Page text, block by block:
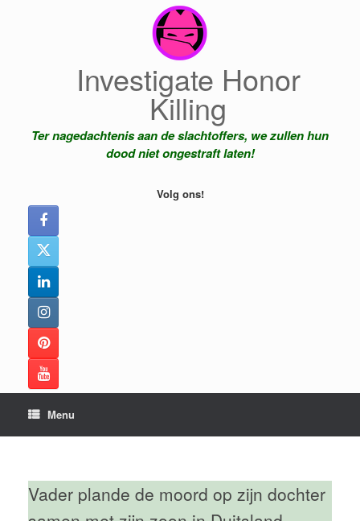
Investigate Honor
Killing
Ter nagedachtenis aan de slachtoffers, we zullen hun
dood niet ongestraft laten!
Volg ons!
Menu
Vader plande de moord op zijn dochter